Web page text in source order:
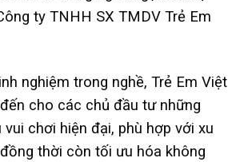
ty TNHH SX TMDV Trẻ Em
nghiệm trong nghề, Trẻ Em Việt
cho các chủ đầu tư những
chơi hiện đại, phù hợp với xu
thời còn tối ưu hóa không